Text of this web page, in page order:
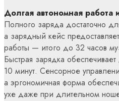
Долгая автономная работа
Полного заряда достаточно
а зарядный кейс
работы — итого до 32 часов
Быстрая зарядка
10 минут. Сенсорное
а эргономичная форма
ухе даже при длительном